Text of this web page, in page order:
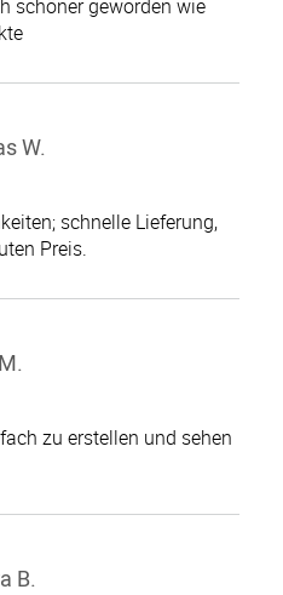
schöner geworden wie
W.
schnelle Lieferung,
Preis.
zu erstellen und sehen
B.